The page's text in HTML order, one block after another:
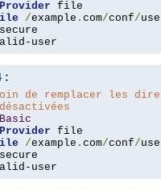
/example . com/conf/
user
:
de remplacer les
Basic
/example . com/conf/
user